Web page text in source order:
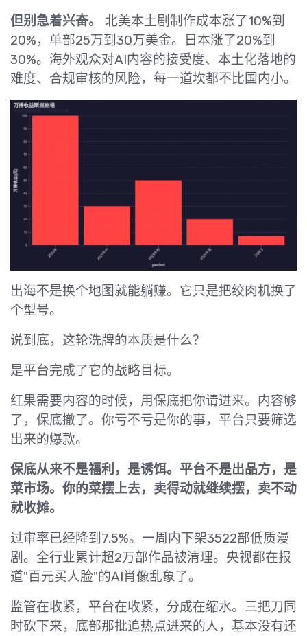
但别急着兴奋。
北美本土剧制作成本涨了10%到
20%，单部25万到30万美金。日本涨了20%到
30%。海外观众对AI内容的接受度、本土化落地的
难度、合规审核的风险，每一道坎都不比国内小。
出海不是换个地图就能躺赚。它只是把绞肉机换了
个型号。
说到底，这轮洗牌的本质是什么？
是平台完成了它的战略目标。
红果需要内容的时候，用保底把你请进来。内容够
了，保底撤了。你亏不亏是你的事，平台只要筛选
出来的爆款。
保底从来不是福利，是诱饵。平台不是出品方，是
菜市场。你的菜摆上去，卖得动就继续摆，卖不动
就收摊。
过审率已经降到7.5%。一周内下架3522部低质漫
剧。全行业累计超2万部作品被清理。央视都在报
道"百元买人脸"的AI肖像乱象了。
监管在收紧，平台在收紧，分成在缩水。三把刀同
时砍下来，底部那批追热点进来的人，基本没有还